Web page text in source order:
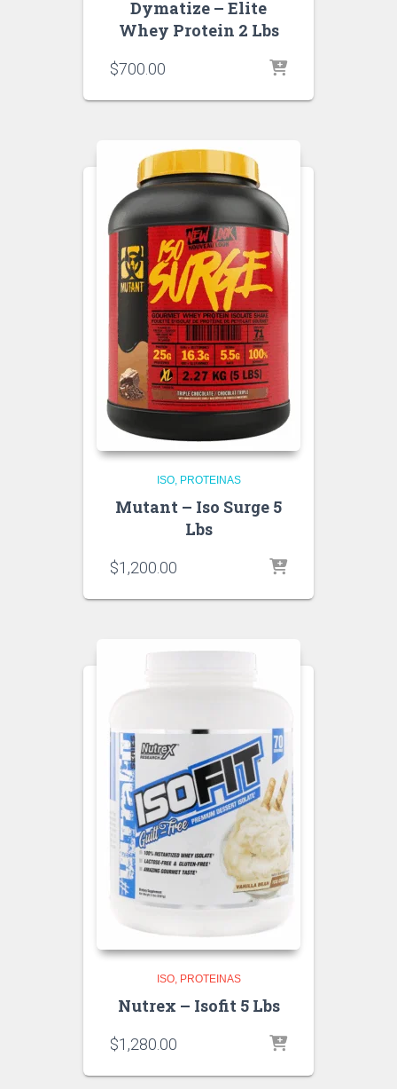
Dymatize – Elite
Whey Protein 2 Lbs
$700.00
ISO PROTEINAS
Mutant – Iso Surge 5
Lbs
$1,200.00
ISO PROTEINAS
Nutrex – Isofit 5 Lbs
$1,280.00